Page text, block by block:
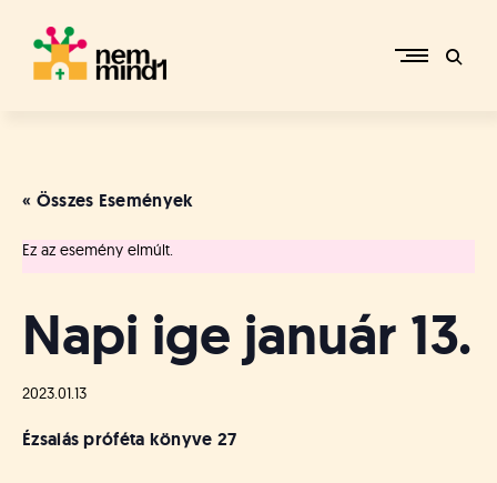
content
p
r
i
R
f
r
« Összes Események
Ez az esemény elmúlt.
Napi ige január 13.
2023.01.13
Ézsaiás próféta könyve 27